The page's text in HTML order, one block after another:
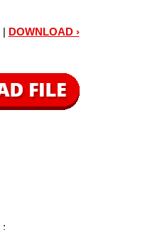
| DOWNLOAD ›
: